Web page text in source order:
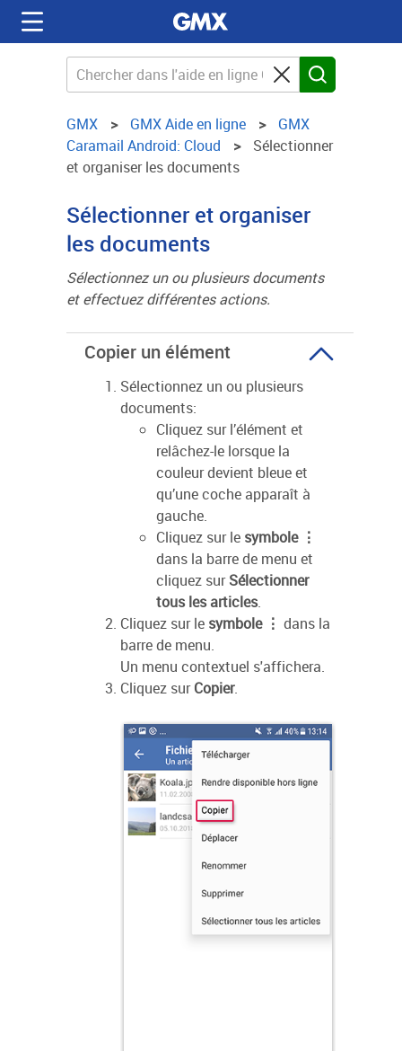
GMX GMX Aide en ligne
GMX
Caramail Android: Cloud
Sélectionner
et organiser les documents
Sélectionner et organiser
les documents
Sélectionnez un ou plusieurs documents
et effectuez différentes actions.
Copier un élément
Sélectionnez un ou plusieurs
documents:
Cliquez sur l’élément et
relâchez-le lorsque la
couleur devient bleue et
qu’une coche apparaît à
gauche.
Cliquez sur le symbole ⋮
dans la barre de menu et
cliquez surSélectionner
tous les articles.
Cliquez sur le symbole ⋮ dans la
barre de menu.
Un menu contextuel s'affichera.
Cliquez surCopier.